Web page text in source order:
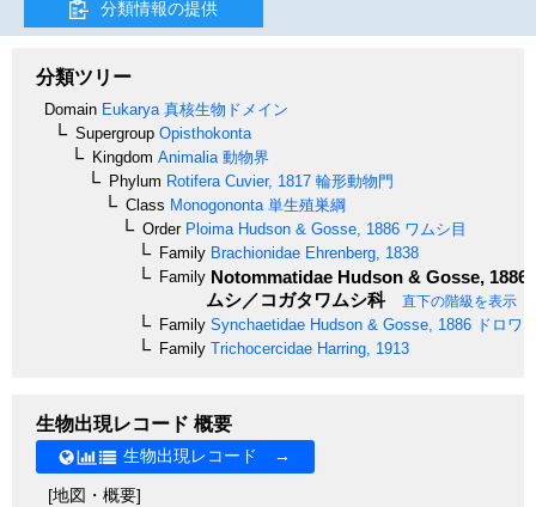
分類情報の提供
分類ツリー
Domain Eukarya 真核生物ドメイン
Supergroup Opisthokonta
Kingdom Animalia 動物界
Phylum Rotifera Cuvier, 1817 輪形動物門
Class Monogononta 単生殖巣綱
OrderPloima Hudson & Gosse, 1886 ワムシ目
Family Brachionidae Ehrenberg, 1838
Family Notommatidae Hudson & Gosse, 1886
ムシ／コガタワムシ科
直下の階級を表示
Family Synchaetidae Hudson & Gosse, 1886 ドロワ
Family Trichocercidae Harring, 1913
生物出現レコード 概要
生物出現レコード →
[地図・概要]